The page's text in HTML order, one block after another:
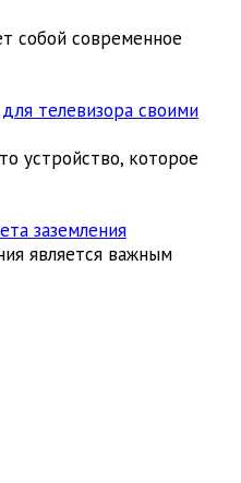
собой современное
телевизора своими
устройство, которое
заземления
является важным